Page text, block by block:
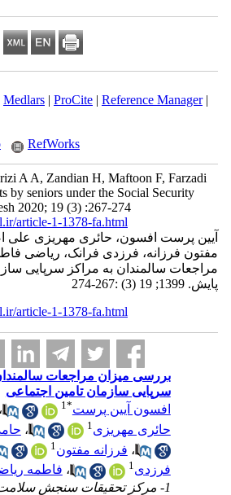
|Medlars|ProCite|Reference Manager
RefWorks
A A, Zandian H, Maftoon F, Farzadi
by seniors under the Social Security
2020; 19 (3) :267-274
article-1-1378-fa.html
آیین پرست افسون، حائری مهریزی علی
مفتون فرزانه، فرزدی فرانک، ریاضی
مراجعات سالمندان به مراکز سرپایی
پایش. 1399; 19 (3) :267-274
article-1-1378-fa.html
بررسی میزان مراجعات سالمندان
سرپایی سازمان تامین اجتماعی
افسون آیین پرست*
1 ،
حائری مهریزی
،حامد
،فرزانه مفتون 1
فرزدی
،فاطمه
1- مرکز تحقیقات سنجش